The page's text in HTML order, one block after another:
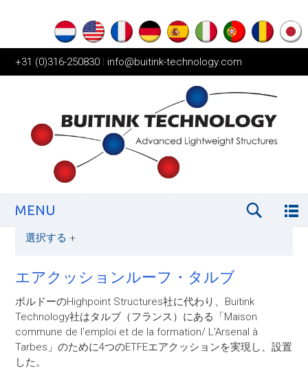
+31 (0)316-250830 | info@buitink-technology.com
MENU
選択する +
エアクッションルーフ・タルブ
ボルドーのHighpoint Structures社に代わり、Buitink
Technology社はタルブ（フランス）にある「Maison
commune de l'emploi et de la formation/ L'Arsenal à
Tarbes」のために4つのETFEエアクッションを実現し、設置
した。